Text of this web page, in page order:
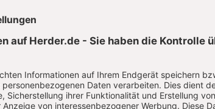
Aktuelle Hefte